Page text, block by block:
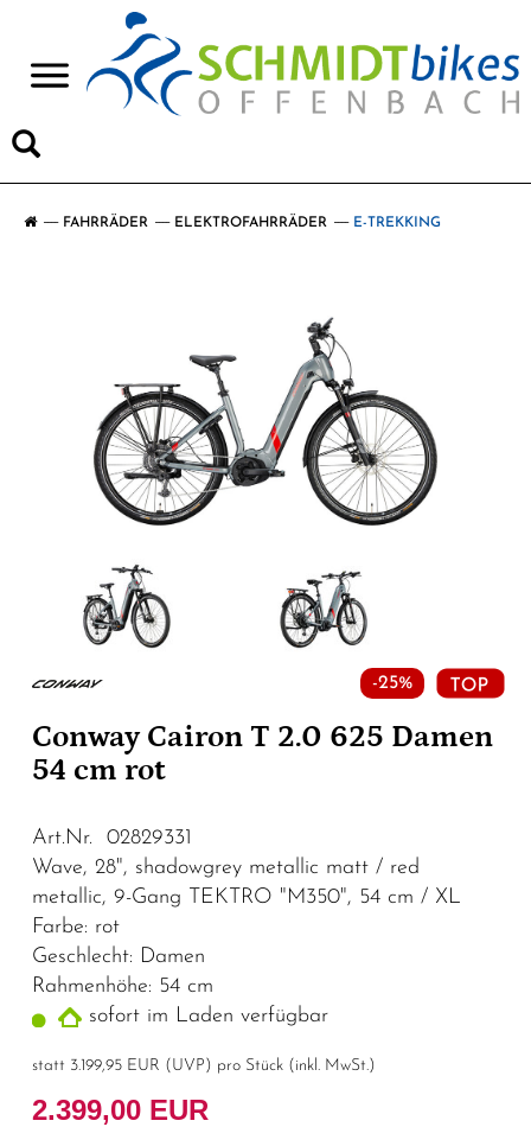
FAHRRÄDER ELEKTROFAHRRÄDER E-TREKKING
-25%
Conway Cairon T 2.0 625 Damen
54 cm rot
Art.Nr. 02829331
Wave, 28", shadowgrey metallic matt / red
metallic, 9-Gang TEKTRO "M350", 54 cm / XL
Farbe: rot
Geschlecht: Damen
Rahmenhöhe: 54 cm
sofort im Laden verfügbar
statt 3.199,95 EUR (UVP) pro Stück (inkl. MwSt.)
2.399,00 EUR